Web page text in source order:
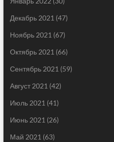
Декабрь 2021 (47)
Ноябрь 2021 (67)
Октябрь 2021 (66)
Сентябрь 2021 (59)
Август 2021 (42)
Июль 2021 (41)
Июнь 2021 (26)
Май 2021 (63)